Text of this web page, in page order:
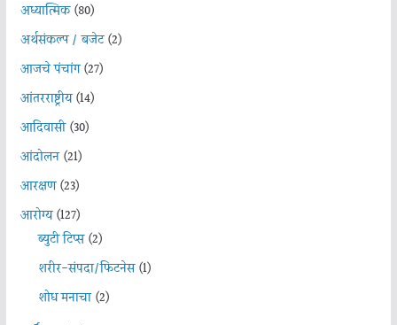
अध्यात्मिक(80)
अर्थसंकल्प / बजेट(2)
आजचे पंचांग(27)
आंतरराष्ट्रीय(14)
आदिवासी(30)
आंदोलन(21)
आरक्षण(23)
आरोग्य(127)
ब्युटी टिप्स(2)
शरीर-संपदा/फिटनेस(1)
शोध मनाचा(2)